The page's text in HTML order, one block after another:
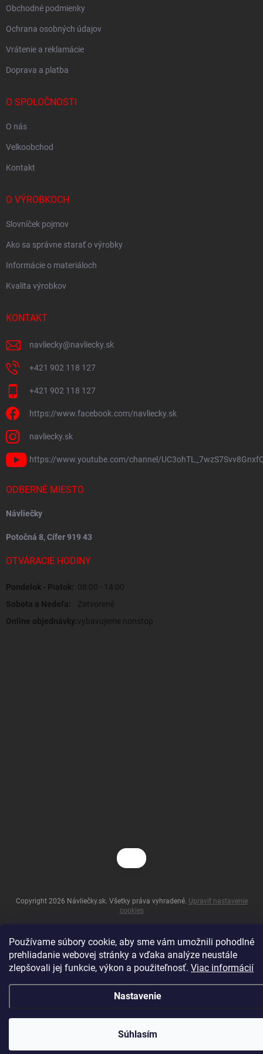
Používame súbory cookie, aby sme vám umožnili pohodlné
prehliadanie webovej stránky a vďaka analýze neustále
zlepšovali jej funkcie, výkon a použiteľnosť. Viac informácií
Nastavenie
Súhlasím
Obchodné podmienky
Ochrana osobných údajov
Vrátenie a reklamácie
Doprava a platba
O SPOLOČNOSTI
O nás
Velkoobchod
Kontakt
O VÝROBKOCH
Slovníček pojmov
Ako sa správne starať o výrobky
Informácie o materiáloch
Kvalita výrobkov
KONTAKT
navliecky@navliecky.sk
+421 902 118 127
+421 902 118 127
https://www.facebook.com/navliecky.sk
navliecky.sk
https://www.youtube.com/channel/
ODBERNÉ MIESTO
Návliečky
Potočná 8, Cífer 919 43
OTVÁRACIE HODINY
Pondelok - Piatok: 08:00 - 14:00
Sobota a Nedeľa:
Zatvorené
Online objednávky:vybavujeme nonstop
Copyright 2026 Návliečky.sk. Všetky práva vyhradené. Upraviť nastavenie
cookies